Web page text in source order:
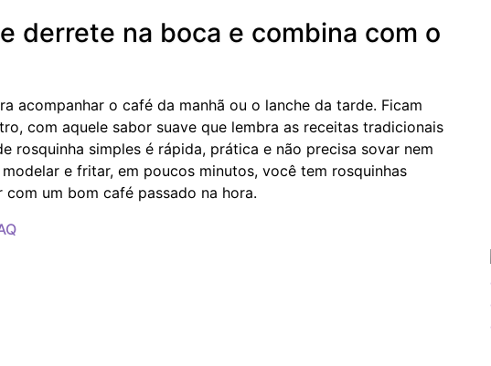
derrete na boca e combina com o
acompanhar o café da manhã ou o lanche da tarde. Ficam
com aquele sabor suave que lembra as receitas tradicionais
rosquinha simples é rápida, prática e não precisa sovar nem
e fritar, em poucos minutos, você tem rosquinhas
um bom café passado na hora.